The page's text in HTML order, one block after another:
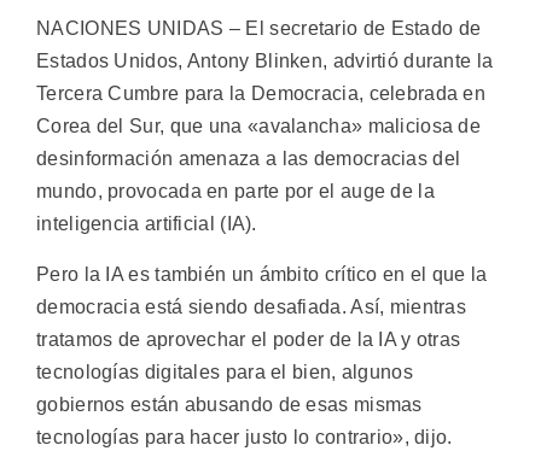
NACIONES UNIDAS – El secretario de Estado de
Estados Unidos, Antony Blinken, advirtió durante la
Tercera Cumbre para la Democracia, celebrada en
Corea del Sur, que una «avalancha» maliciosa de
desinformación amenaza a las democracias del
mundo, provocada en parte por el auge de la
inteligencia artificial (IA).
Pero la IA es también un ámbito crítico en el que la
democracia está siendo desafiada. Así, mientras
tratamos de aprovechar el poder de la IA y otras
tecnologías digitales para el bien, algunos
gobiernos están abusando de esas mismas
tecnologías para hacer justo lo contrario», dijo.